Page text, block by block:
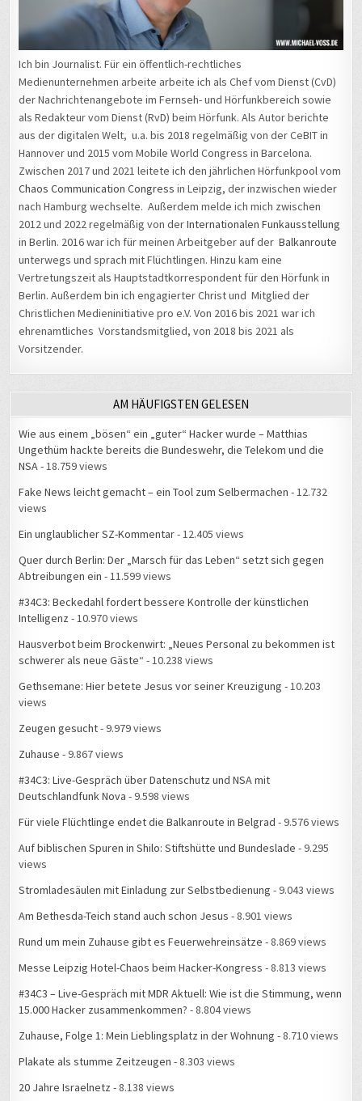
Ich bin Journalist. Für ein öffentlich-rechtliches
Medienunternehmen arbeite arbeite ich als Chef vom Dienst (CvD)
der Nachrichtenangebote im Fernseh- und Hörfunkbereich sowie
als Redakteur vom Dienst (RvD) beim Hörfunk. Als Autor berichte
aus der digitalen Welt, u.a. bis 2018 regelmäßig von der CeBIT in
Hannover und 2015 vom Mobile World Congress in Barcelona.
Zwischen 2017 und 2021 leitete ich den jährlichen Hörfunkpool vom
Chaos Communication Congress in Leipzig, der inzwischen wieder
nach Hamburg wechselte. Außerdem melde ich mich zwischen
2012 und 2022 regelmäßig von derInternationalen Funkausstellung
in Berlin. 2016 war ich für meinen Arbeitgeber auf derBalkanroute
unterwegs und sprach mit Flüchtlingen. Hinzu kam eine
Vertretungszeit als Hauptstadtkorrespondent für den Hörfunk in
Berlin. Außerdem bin ich engagierter Christ und Mitglied der
Christlichen Medieninitiative pro e.V. Von 2016 bis 2021 war ich
ehrenamtliches Vorstandsmitglied, von 2018 bis 2021 als
Vorsitzender.
AM HÄUFIGSTEN GELESEN
Wie aus einem „bösen“ ein „guter“ Hacker wurde – Matthias
Ungethüm hackte bereits die Bundeswehr, die Telekom und die
NSA- 18.759 views
Fake News leicht gemacht – ein Tool zum Selbermachen - 12.732
views
Ein unglaublicher SZ-Kommentar- 12.405 views
Quer durch Berlin: Der „Marsch für das Leben“ setzt sich gegen
Abtreibungen ein - 11.599 views
#34C3: Beckedahl fordert bessere Kontrolle der künstlichen
Intelligenz - 10.970 views
Hausverbot beim Brockenwirt: „Neues Personal zu bekommen ist
schwerer als neue Gäste“ - 10.238 views
Gethsemane: Hier betete Jesus vor seiner Kreuzigung - 10.203
views
Zeugen gesucht- 9.979 views
Zuhause - 9.867 views
#34C3: Live-Gespräch über Datenschutz und NSA mit
Deutschlandfunk Nova - 9.598 views
Für viele Flüchtlinge endet die Balkanroute in Belgrad - 9.576 views
Auf biblischen Spuren in Shilo: Stiftshütte und Bundeslade - 9.295
views
Stromladesäulen mit Einladung zur Selbstbedienung - 9.043 views
Am Bethesda-Teich stand auch schon Jesus - 8.901 views
Rund um mein Zuhause gibt es Feuerwehreinsätze - 8.869 views
Messe Leipzig Hotel-Chaos beim Hacker-Kongress - 8.813 views
#34C3 – Live-Gespräch mit MDR Aktuell: Wie ist die Stimmung, wenn
15.000 Hacker zusammenkommen? - 8.804 views
Zuhause, Folge 1: Mein Lieblingsplatz in der Wohnung - 8.710 views
Plakate als stumme Zeitzeugen - 8.303 views
20 Jahre Israelnetz - 8.138 views